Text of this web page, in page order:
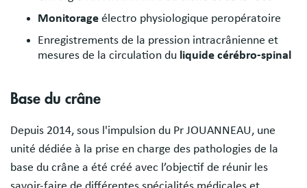
Monitorage électro physiologique peropératoire
Enregistrements de la pression intracrânienne et
mesures de la circulation du liquide cérébro-spinal
Base du crâne
Depuis 2014, sous l'impulsion du Pr JOUANNEAU, une
unité dédiée à la prise en charge des pathologies de la
base du crâne a été créé avec l’objectif de réunir les